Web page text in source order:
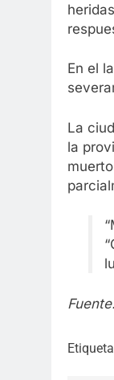
En el
La
la